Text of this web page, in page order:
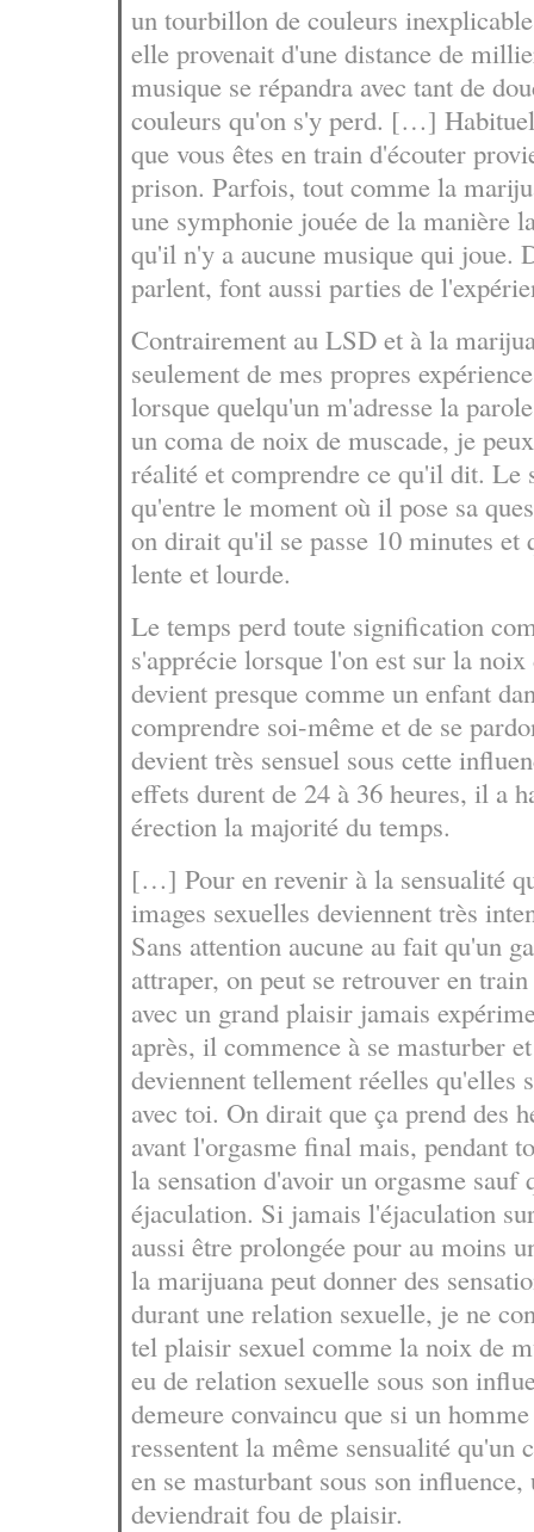
un tourbillon de couleurs
elle provenait d'une distance de
musique se répandra avec tant de
couleurs qu'on s'y perd. […]
que vous êtes en train d'écouter
prison. Parfois, tout comme la
une symphonie jouée de la manière
qu'il n'y a aucune musique qui joue.
parlent, font aussi parties de
Contrairement au LSD et à la
seulement de mes propres
lorsque quelqu'un m'adresse la
un coma de noix de muscade, je
réalité et comprendre ce qu'il dit. Le
qu'entre le moment où il pose sa
on dirait qu'il se passe 10 minutes et
lente et lourde.
Le temps perd toute signification
s'apprécie lorsque l'on est sur la noix
devient presque comme un enfant
comprendre soi-même et de se
devient très sensuel sous cette
effets durent de 24 à 36 heures, il a
érection la majorité du temps.
[…] Pour en revenir à la sensualité
images sexuelles deviennent très
Sans attention aucune au fait qu'un
attraper, on peut se retrouver en
avec un grand plaisir jamais
après, il commence à se masturber
deviennent tellement réelles qu'elles
avec toi. On dirait que ça prend des
avant l'orgasme final mais, pendant
la sensation d'avoir un orgasme sauf
éjaculation. Si jamais l'éjaculation
aussi être prolongée pour au moins
la marijuana peut donner des
durant une relation sexuelle, je ne
tel plaisir sexuel comme la noix de
eu de relation sexuelle sous son
demeure convaincu que si un
ressentent la même sensualité qu'un
en se masturbant sous son influence,
deviendrait fou de plaisir.